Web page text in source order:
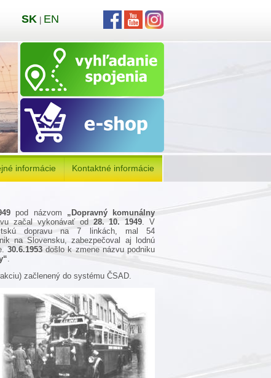
informácie Kontaktné informácie
pod názvom „Dopravný komunálny
začal vykonávať od 28. 10. 1949 . V
dopravu na 7 linkách, mal 54
na Slovensku, zabezpečoval aj lodnú
30.6.1953 došlo k zmene názvu podniku
začlenený do systému ČSAD.
SK EN